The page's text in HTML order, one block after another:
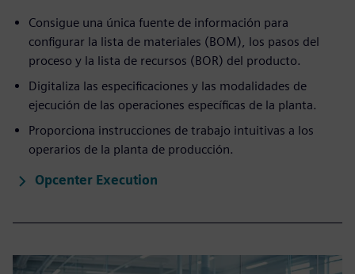
Consigue una única fuente de información para
configurar la lista de materiales (BOM), los pasos del
proceso y la lista de recursos (BOR) del producto.
Digitaliza las especificaciones y las modalidades de
ejecución de las operaciones específicas de la planta.
Proporciona instrucciones de trabajo intuitivas a los
operarios de la planta de producción.
Opcenter Execution